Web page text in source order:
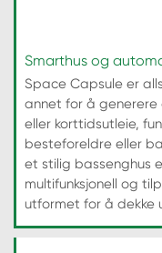
Smarthus og
Space Capsule er
annet for å
eller korttidsutleie,
besteforeldre eller
et stilig bassenghus
multifunksjonell og
utformet for å dekke